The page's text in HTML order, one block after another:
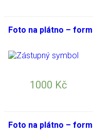
Foto na plátno –
1000 Kč
Foto na plátno –